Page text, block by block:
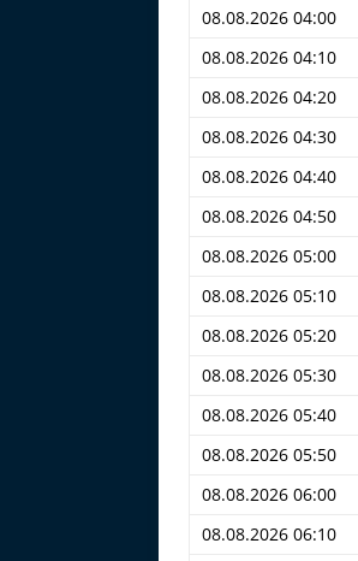
08.08.2026 04:00
08.08.2026 04:10
08.08.2026 04:20
08.08.2026 04:30
08.08.2026 04:40
08.08.2026 04:50
08.08.2026 05:00
08.08.2026 05:10
08.08.2026 05:20
08.08.2026 05:30
08.08.2026 05:40
08.08.2026 05:50
08.08.2026 06:00
08.08.2026 06:10